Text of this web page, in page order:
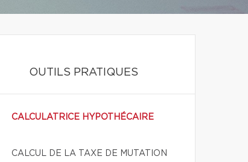
OUTILS PRATIQUES
CALCULATRICE HYPOTHÉCAIRE
CALCUL DE LA TAXE DE MUTATION